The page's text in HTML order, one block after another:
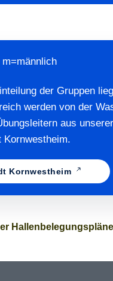
der Gruppen
werden von der
aus
Kornwestheim.
Kornwestheim
Hallenbelegungspläne